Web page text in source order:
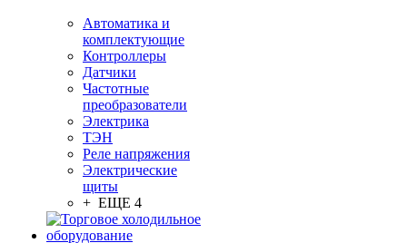
Автоматика и
комплектующие
Контроллеры
Датчики
Частотные
преобразователи
Электрика
ТЭН
Реле напряжения
Электрические
щиты
+ ЕЩЕ 4